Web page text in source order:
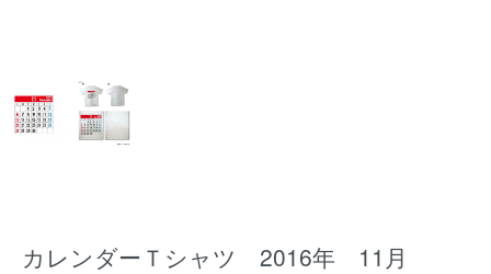
カレンダーＴシャツ 2016年 11月